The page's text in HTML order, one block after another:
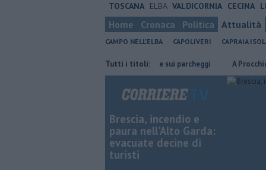
TOSCANA ELBA VALDICORNIA CECINA
Home Cronaca Politica Attualità
CAMPO NELL'ELBA CAPOLIVERI CAPRAIA
Tutti i titoli:
Porto Piombino, lente sui parcheggi A Procchio
Brescia, incendio e
paura nell'Alto Garda:
evacuate decine di
turisti